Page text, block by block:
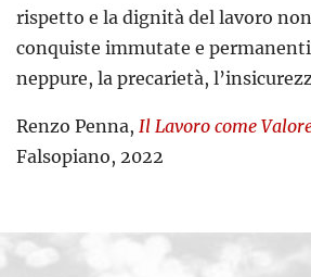
rispetto e la dignità del lavoro
conquiste immutate e
neppure, la precarietà,
Renzo Penna, Il Lavoro come
Falsopiano, 2022